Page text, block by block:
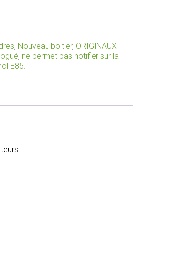
, Nouveau boitier, ORIGINAUX
, ne permet pas notifier sur la
E85.